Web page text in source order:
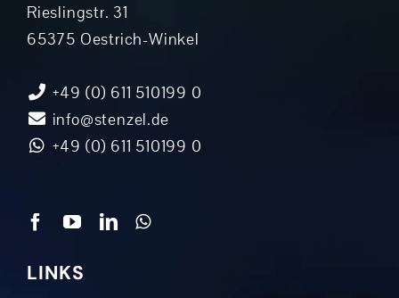
Rieslingstr. 31
65375 Oestrich-Winkel
+49 (0) 611 510199 0
info@stenzel.de
+49 (0) 611 510199 0
LINKS